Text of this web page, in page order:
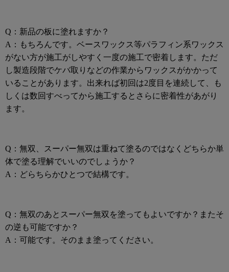
Q：新品の板に塗れますか？
A：もちろんです。ベースワックス等パラフィン系ワックス
がない方が施工がしやすく一度の施工で密着します。ただ
し製造段階でケバ取りなどの作業からワックスがかかって
いることがあります。出来れば初回は2度目を連続して、も
しくは数回すべってから施工するとさらに密着性があがり
ます。
Q：無双、スーパー無双は重ねて塗るのではなくどちらか単
体で塗る理解でいいのでしょうか？
A：どらちらかひとつで結構です。
Q：無双のあとスーパー無双を塗ってもよいですか？またそ
の逆も可能ですか？
A：可能です。そのまま塗ってください。